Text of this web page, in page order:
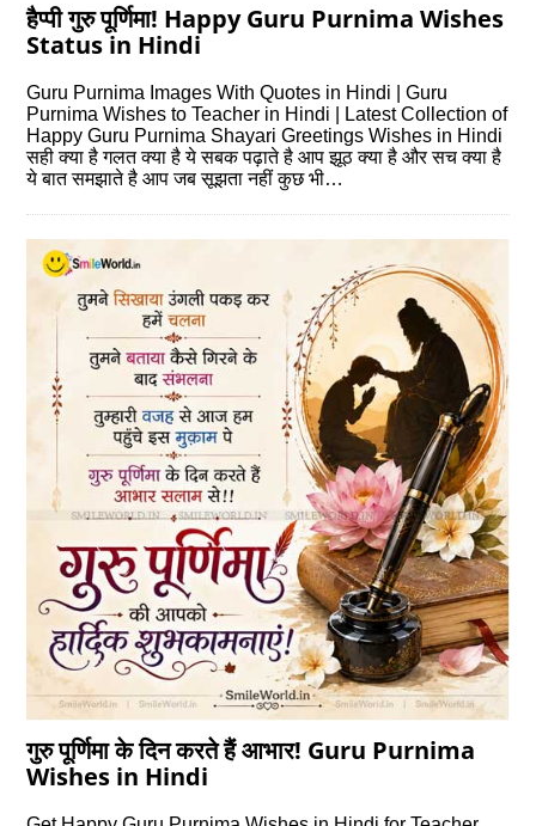
हैप्पी गुरु पूर्णिमा! Happy Guru Purnima Wishes
Status in Hindi
Guru Purnima Images With Quotes in Hindi | Guru
Purnima Wishes to Teacher in Hindi | Latest Collection of
Happy Guru Purnima Shayari Greetings Wishes in Hindi
सही क्या है गलत क्या है ये सबक पढ़ाते है आप झूठ क्या है और सच क्या है
ये बात समझाते है आप जब सूझता नहीं कुछ भी…
गुरु पूर्णिमा के दिन करते हैं आभार! Guru Purnima
Wishes in Hindi